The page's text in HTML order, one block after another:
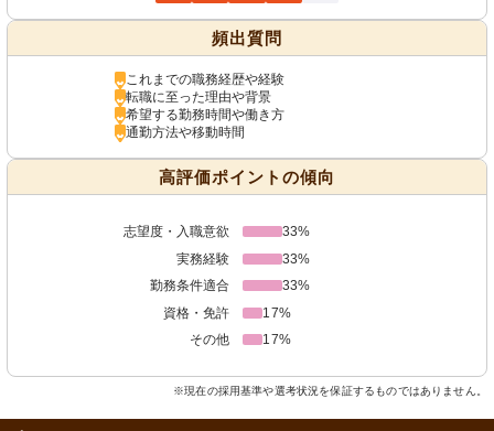
頻出質問
これまでの職務経歴や経験
転職に至った理由や背景
希望する勤務時間や働き方
通勤方法や移動時間
高評価ポイントの傾向
志望度・入職意欲
33%
実務経験
33%
勤務条件適合
33%
資格・免許
17%
その他
17%
※現在の採用基準や選考状況を保証するものではありません。